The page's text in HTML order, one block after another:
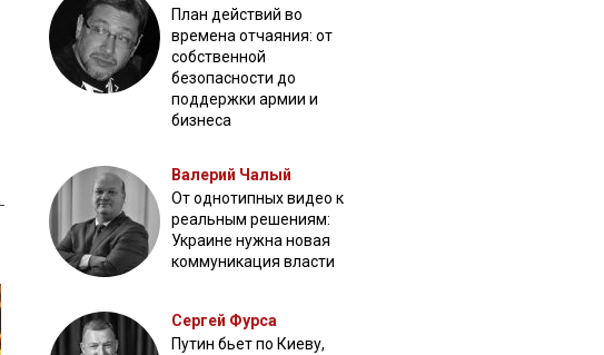
План действий во
времена отчаяния: от
собственной
безопасности до
поддержки армии и
бизнеса
Валерий Чалый
От однотипных видео к
реальным решениям:
Украине нужна новая
коммуникация власти
Сергей Фурса
Путин бьет по Киеву,